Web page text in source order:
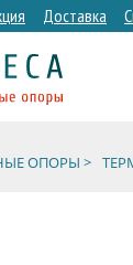
Доставка
ОПОРЫ >